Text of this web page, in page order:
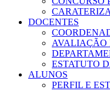
DOCENTES
AVALIAÇÃO
ESTATUTO
ALUNOS
PERFIL E